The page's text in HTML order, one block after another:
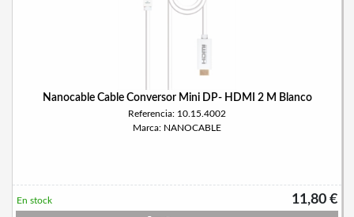
Nanocable Cable Conversor Mini DP- HDMI 2 M Blanco
Referencia: 10.15.4002
Marca: NANOCABLE
11,80 €
En stock